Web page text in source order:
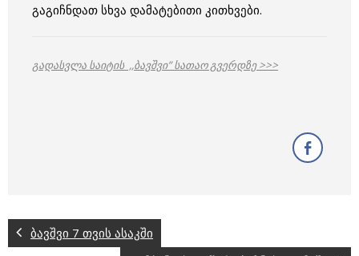
გაგიჩნდათ სხვა დამატებითი კითხვები.
გადასვლა საიტის ,,ბავშვი” სათაო გვერდზე >>>
ბავშვი 7 თვის ასაკში